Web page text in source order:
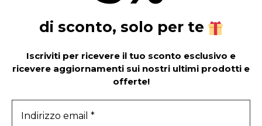
di sconto, solo per te
Iscriviti per ricevere il tuo sconto esclusivo e
ricevere aggiornamenti sui nostri ultimi prodotti e
offerte!